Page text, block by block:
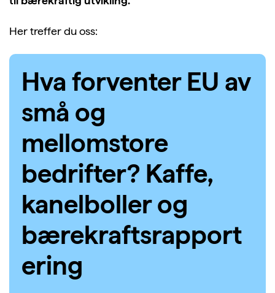
Her treffer du oss:
Hva forventer EU av
små og
mellomstore
bedrifter? Kaffe,
kanelboller og
bærekraftsrapport
ering